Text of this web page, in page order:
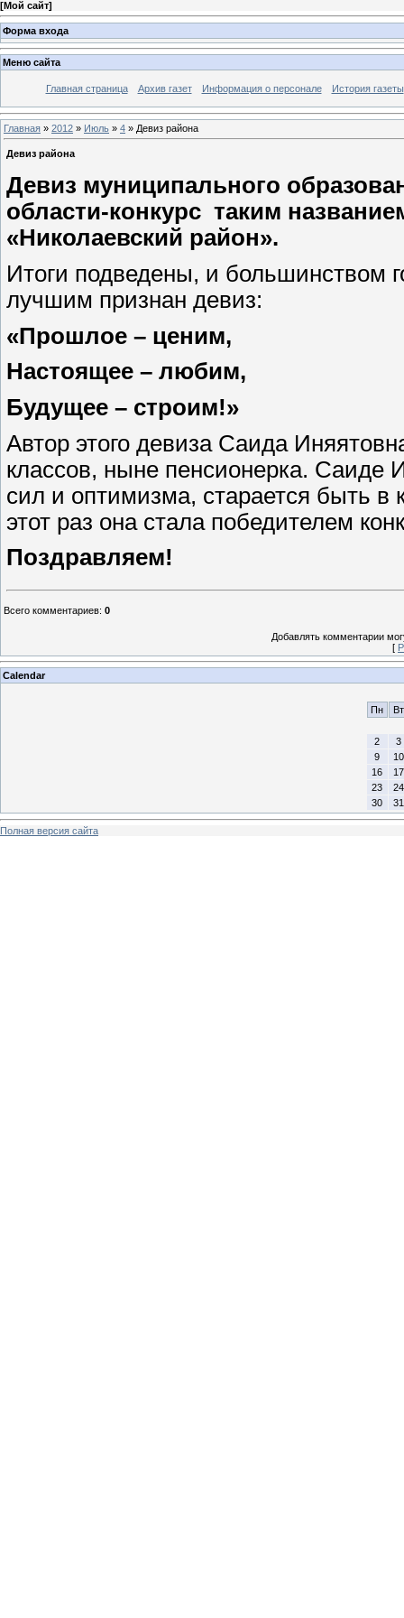
[Мой сайт]
Форма входа
Меню сайта
Главная страница Архив газет Информация о персонале История газеты
Главная » 2012 » Июль » 4 » Девиз района
Девиз района
Девиз муниципального
области-конкурс таким
«Николаевский район».
Итоги подведены, и большинством
лучшим признан девиз:
«Прошлое – ценим,
Настоящее – любим,
Будущее – строим!»
Автор этого девиза Саида
классов, ныне пенсионерка. Саиде
сил и оптимизма, старается быть в
этот раз она стала победителем
Поздравляем!
Всего комментариев: 0
Добавлять комментарии
[
Calendar
Пн Вт
2
3
9
10
16
17
23
24
30
31
Полная версия сайта